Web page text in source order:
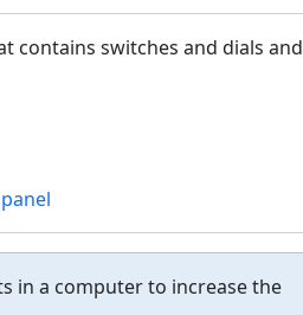
contains switches and dials and
panel
in a computer to increase the